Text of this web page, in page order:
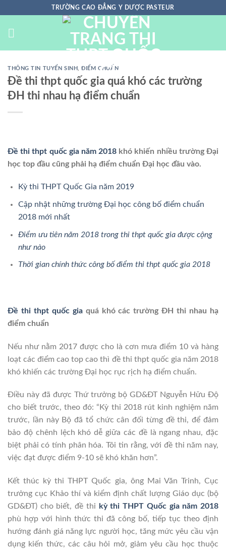
nội
TRƯỜNG CAO ĐẲNG Y DƯỢC PASTEUR
THÔNG TIN TUYỂN SINH ,ĐIỂM CHUẨN
Đề thi thpt quốc gia quá khó các trường
ĐH thi nhau hạ điểm chuẩn
Đề thi thpt quốc gia năm 2018 khó khiến nhiều trường Đại
học top đầu cũng phải hạ điểm chuẩn Đại học đầu vào.
Kỳ thi THPT Quốc Gia năm 2019
Cập nhật những trường Đại học công bố điểm chuẩn
2018 mới nhất
Điểm ưu tiên năm 2018 trong thi thpt quốc gia được cộng
như nào
Thời gian chính thức công bố điểm thi thpt quốc gia 2018
Đề thi thpt quốc giaquá khó các trường ĐH thi nhau hạ
điểm chuẩn
Nếu như nằm 2017 được cho là cơn mưa điểm 10 và hàng
loạt các điểm cao top cao thì đề thi thpt quốc gia năm 2018
khó khiến các trường Đại học rục rịch hạ điểm chuẩn.
Điều này đã được Thứ trưởng bộ GD&ĐT Nguyễn Hữu Độ
cho biết trước, theo đó: “Kỳ thi 2018 rút kinh nghiệm năm
trước, lần này Bộ đã tổ chức cân đối từng đề thi, để đảm
bảo độ chênh lệch khó dễ giữa các đề là ngang nhau, đặc
biệt phải có tính phân hóa. Tôi tin rằng, với đề thi năm nay,
việc đạt được điểm 9-10 sẽ khó khăn hơn”.
Kết thúc kỳ thi THPT Quốc gia, ông Mai Văn Trinh, Cục
trưởng cục Khảo thí và kiểm định chất lượng Giáo dục (bộ
GD&ĐT) cho biết, đề thi
kỳ thi THPT Quốc gia năm 2018
phù hợp với hình thức thi đã công bố, tiếp tục theo định
hướng đánh giá năng lực người học, tăng mức yêu cầu vận
dụng kiến thức, các câu hỏi mở, giảm yêu cầu học thuộc